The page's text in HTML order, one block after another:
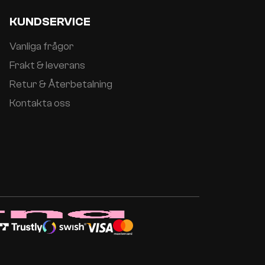
KUNDSERVICE
Vanliga frågor
Frakt & leverans
Retur & Återbetalning
Kontakta oss